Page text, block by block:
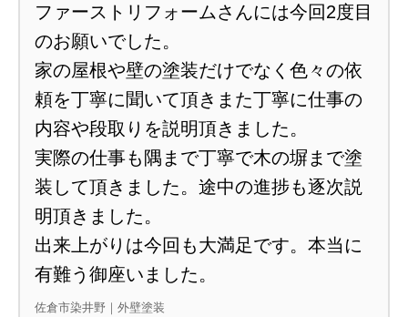
ファーストリフォームさんには今回2度目
のお願いでした。
家の屋根や壁の塗装だけでなく色々の依
頼を丁寧に聞いて頂きまた丁寧に仕事の
内容や段取りを説明頂きました。
実際の仕事も隅まで丁寧で木の塀まで塗
装して頂きました。途中の進捗も逐次説
明頂きました。
出来上がりは今回も大満足です。本当に
有難う御座いました。
佐倉市染井野｜外壁塗装